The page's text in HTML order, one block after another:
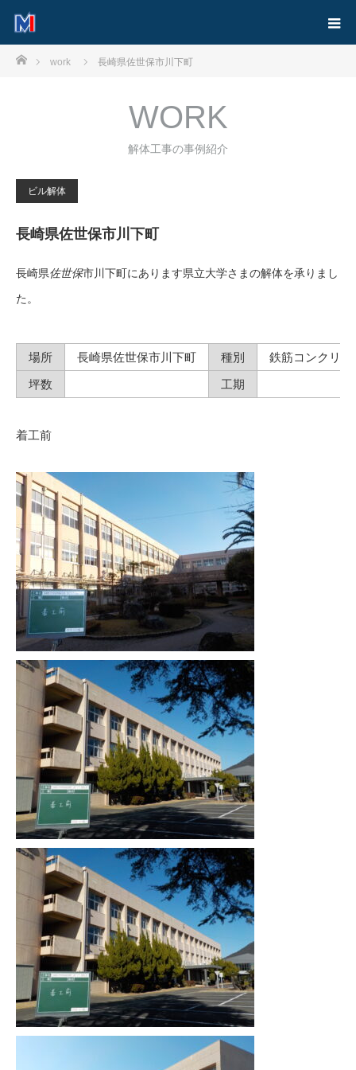
ホームwork 長崎県佐世保市川下町
WORK
解体工事の事例紹介
ビル解体
長崎県佐世保市川下町
長崎県佐世保市川下町にあります県立大学さまの解体を承りまし
た。
場所 長崎県佐世保市川下町 種別
鉄筋コンクリー
坪数
工期
着工前